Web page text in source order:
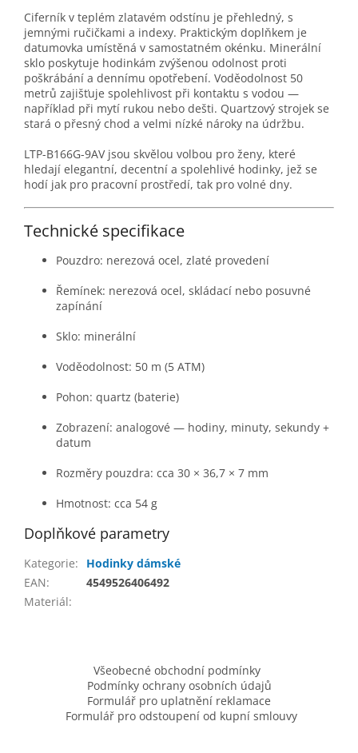
Ciferník v teplém zlatavém odstínu je přehledný, s
jemnými ručičkami a indexy. Praktickým doplňkem je
datumovka umístěná v samostatném okénku. Minerální
sklo poskytuje hodinkám zvýšenou odolnost proti
poškrábání a dennímu opotřebení. Voděodolnost 50
metrů zajišťuje spolehlivost při kontaktu s vodou —
například při mytí rukou nebo dešti. Quartzový strojek se
stará o přesný chod a velmi nízké nároky na údržbu.
LTP-B166G-9AV jsou skvělou volbou pro ženy, které
hledají elegantní, decentní a spolehlivé hodinky, jež se
hodí jak pro pracovní prostředí, tak pro volné dny.
Technické specifikace
Pouzdro: nerezová ocel, zlaté provedení
Řemínek: nerezová ocel, skládací nebo posuvné
zapínání
Sklo: minerální
Voděodolnost: 50 m (5 ATM)
Pohon: quartz (baterie)
Zobrazení: analogové — hodiny, minuty, sekundy +
datum
Rozměry pouzdra: cca 30 × 36,7 × 7 mm
Hmotnost: cca 54 g
Doplňkové parametry
Kategorie:
Hodinky dámské
EAN:
4549526406492
Materiál:
Všeobecné obchodní podmínky
Podmínky ochrany osobních údajů
Formulář pro uplatnění reklamace
Formulář pro odstoupení od kupní smlouvy